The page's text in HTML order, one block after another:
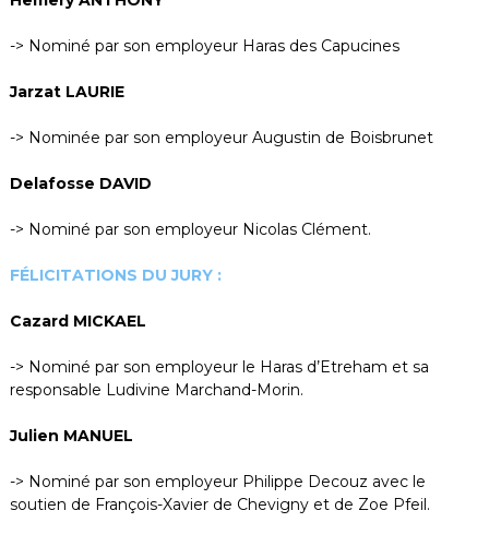
-> Nominé par son employeur Haras des Capucines
Jarzat LAURIE
-> Nominée par son employeur Augustin de Boisbrunet
Delafosse DAVID
-> Nominé par son employeur Nicolas Clément.
FÉLICITATIONS DU JURY :
Cazard MICKAEL
-> Nominé par son employeur le Haras d’Etreham et sa
responsable Ludivine Marchand-Morin.
Julien MANUEL
-> Nominé par son employeur Philippe Decouz avec le
soutien de François-Xavier de Chevigny et de Zoe Pfeil.